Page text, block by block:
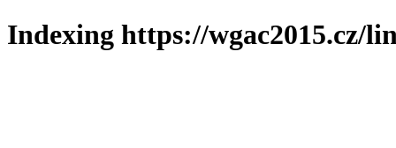
Indexing https://wgac2015.cz/